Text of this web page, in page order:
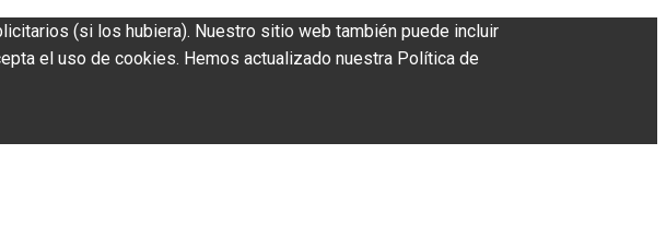
(si los hubiera). Nuestro sitio web también puede incluir
el uso de cookies. Hemos actualizado nuestra Política de